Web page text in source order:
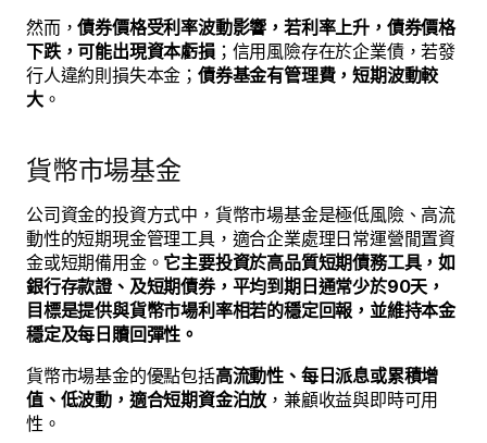
然而，債券價格受利率波動影響，若利率上升，債券價格
下跌，可能出現資本虧損；信用風險存在於企業債，若發
行人違約則損失本金；債券基金有管理費，短期波動較
大。
貨幣市場基金
公司資金的投資方式中，貨幣市場基金是極低風險、高流
動性的短期現金管理工具，適合企業處理日常運營閒置資
金或短期備用金。 它主要投資於高品質短期債務工具，如
銀行存款證、及短期債券，平均到期日通常少於90天，
目標是提供與貨幣市場利率相若的穩定回報，並維持本金
穩定及每日贖回彈性。
貨幣市場基金的優點包括高流動性、每日派息或累積增
值、低波動，適合短期資金泊放 ，兼顧收益與即時可用
性。